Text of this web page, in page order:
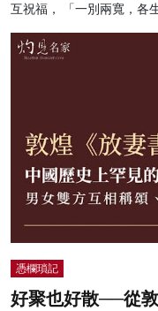
互祝福， 「一別兩寬，各
憑欄瑣記
好聚也好散──從